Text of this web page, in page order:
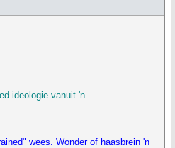
ideologie vanuit 'n
wees. Wonder of haasbrein 'n